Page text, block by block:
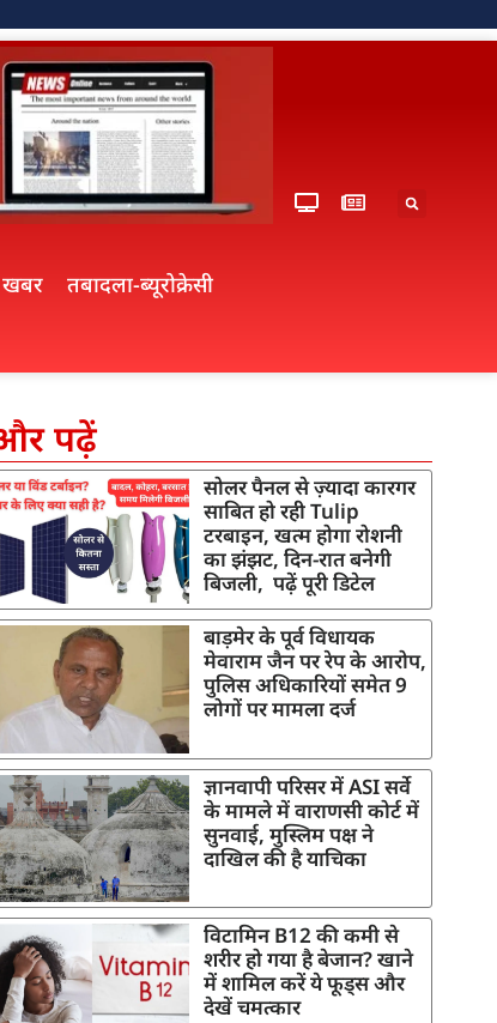
खबर
तबादला-ब्यूरोक्रेसी
पढ़ें
सोलर पैनल से ज़्यादा कारगर
साबित हो रही Tulip
टरबाइन, खत्म होगा रोशनी
का झंझट, दिन-रात बनेगी
बिजली, पढ़ें पूरी डिटेल
बाड़मेर के पूर्व विधायक
मेवाराम जैन पर रेप के आरोप,
पुलिस अधिकारियों समेत 9
लोगों पर मामला दर्ज
ज्ञानवापी परिसर में ASI सर्वे
के मामले में वाराणसी कोर्ट में
सुनवाई, मुस्लिम पक्ष ने
दाखिल की है याचिका
विटामिन B12 की कमी से
शरीर हो गया है बेजान? खाने
में शामिल करें ये फूड्स और
देखें चमत्कार